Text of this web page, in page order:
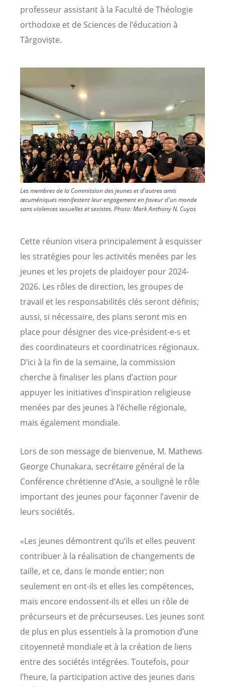
professeur assistant à la Faculté de Théologie
orthodoxe et de Sciences de l’éducation à
Târgoviște.
Les membres de la Commission des jeunes et d'autres amis
œcuméniques manifestent leur engagement en faveur d'un monde
sans violences sexuelles et sexistes. Photo:Mark Anthony N. Cuyos
Cette réunion visera principalement à esquisser
les stratégies pour les activités menées par les
jeunes et les projets de plaidoyer pour 2024-
2026. Les rôles de direction, les groupes de
travail et les responsabilités clés seront définis;
aussi, si nécessaire, des plans seront mis en
place pour désigner des vice-président-e-s et
des coordinateurs et coordinatrices régionaux.
D’ici à la fin de la semaine, la commission
cherche à finaliser les plans d’action pour
appuyer les initiatives d’inspiration religieuse
menées par des jeunes à l’échelle régionale,
mais également mondiale.
Lors de son message de bienvenue, M. Mathews
George Chunakara, secrétaire général de la
Conférence chrétienne d’Asie, a souligné le rôle
important des jeunes pour façonner l’avenir de
leurs sociétés.
«Les jeunes démontrent qu’ils et elles peuvent
contribuer à la réalisation de changements de
taille, et ce, dans le monde entier; non
seulement en ont-ils et elles les compétences,
mais encore endossent-ils et elles un rôle de
précurseurs et de précurseuses. Les jeunes sont
de plus en plus essentiels à la promotion d’une
citoyenneté mondiale et à la création de liens
entre des sociétés intégrées. Toutefois, pour
l’heure, la participation active des jeunes dans